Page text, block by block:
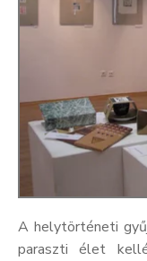
A helytörténeti
paraszti élet